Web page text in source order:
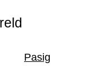
Pasig